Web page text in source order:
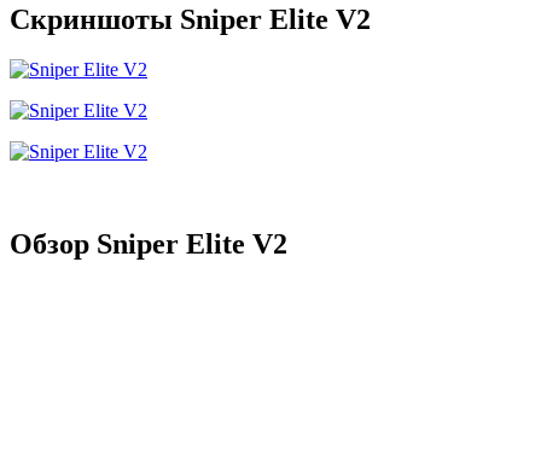
Скриншоты Sniper Elite V2
Обзор Sniper Elite V2